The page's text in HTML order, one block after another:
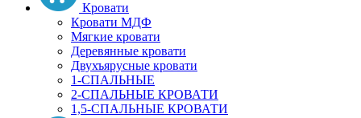
Кровати
Кровати МДФ
Мягкие кровати
Деревянные кровати
Двухъярусные кровати
1-СПАЛЬНЫЕ
2-СПАЛЬНЫЕ КРОВАТИ
1,5-СПАЛЬНЫЕ КРОВАТИ